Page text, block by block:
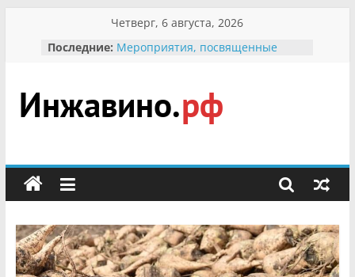
содержимому
Четверг, 6 августа, 2026
Последние: Мероприятия, посвященные
гражданин Инжавинского округа»
участнице Великой
Отечественной, фронтовичке
Безопасность в сети Интернет
мероприятии «Сохраним
первоцветы!»
В вольере Воронинского
заповедника родились крапчатые
суслики
Инжавино.рф
сельский
портал